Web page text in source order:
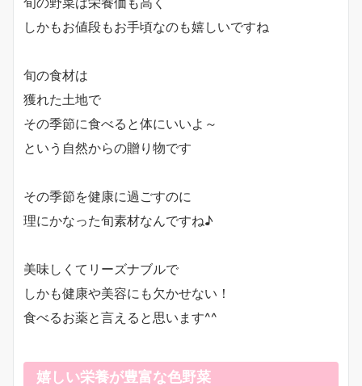
しかもお値段もお手頃なのも嬉しいですね
旬の食材は
獲れた土地で
その季節に食べると体にいいよ～
という自然からの贈り物です
その季節を健康に過ごすのに
理にかなった旬素材なんですね♪
美味しくてリーズナブルで
しかも健康や美容にも欠かせない！
食べるお薬と言えると思います^^
嬉しい栄養が豊富な色野菜